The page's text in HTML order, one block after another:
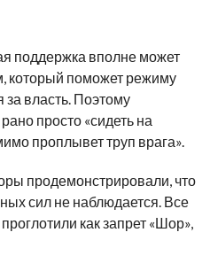
поддержка вполне может
который поможет режиму
за власть. Поэтому
просто «сидеть на
проплывет труп врага».
продемонстрировали, что
сил не наблюдается. Все
как запрет «Шор»,